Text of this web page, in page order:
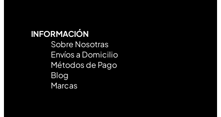
INFORMACIÓN
Sobre Nosotras
Envíos a Domicilio
Métodos de Pago
Blog
Marcas